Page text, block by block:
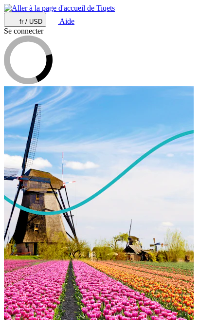
fr / USD
Aide
Se connecter